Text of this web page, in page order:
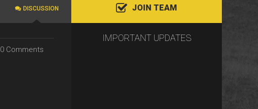
DISCUSSION JOIN TEAM
0 Comments
IMPORTANT UPDATES